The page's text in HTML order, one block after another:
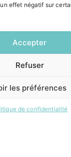
effet négatif sur
Accepter
Refuser
les préférences
de confidentialité
LÉGALES